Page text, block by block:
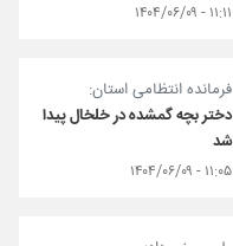
۱۱:۱۱ - ۱۴۰۴/۰۶/۰۹
فرمانده انتظامی استان:
دختر بچه گمشده در خلخال پیدا
شد
۱۱:۰۵ - ۱۴۰۴/۰۶/۰۹